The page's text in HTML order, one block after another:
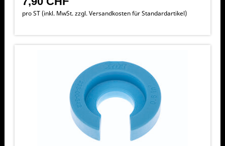
pro ST (inkl. MwSt. zzgl.Versandkosten für Standardartikel)